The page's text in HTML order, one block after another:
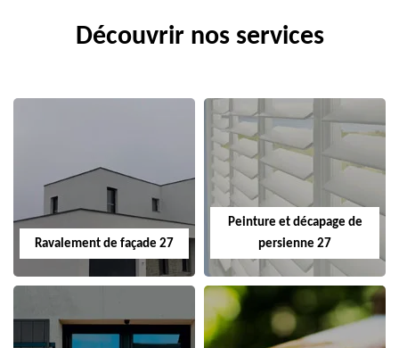
Découvrir nos services
Ravalement de façade 27
Peinture et décapage de
persienne 27